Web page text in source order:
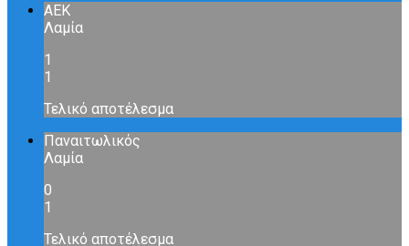
ΑΕΚ
Λαμία
1
1
Τελικό αποτέλεσμα
Παναιτωλικός
Λαμία
0
1
Τελικό αποτέλεσμα